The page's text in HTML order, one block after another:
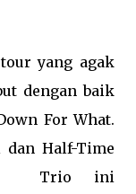
yang agak
dengan baik
For What.
Half-Time
Trio ini